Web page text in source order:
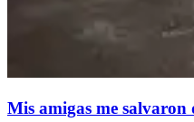
Mis amigas me salvaron